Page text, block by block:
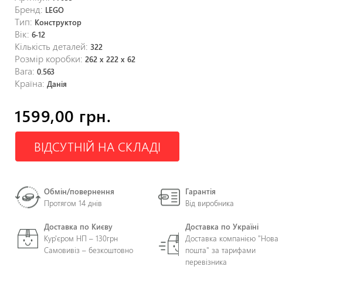
Бренд: LEGO
Тип: Конструктор
Вік:6-12
Кількість деталей:322
Розмір коробки:262 x 222 x 62
Вага:0.563
Країна:Данія
1599,00 грн.
ВІДСУТНІЙ НА СКЛАДІ
Обмін/повернення
Протягом 14 днів
Гарантія
Від виробника
Доставка по Києву
Кур'єром НП – 130грн
Самовивіз – безкоштовно
Доставка по Україні
Доставка компанією "Нова
пошта" за тарифами
перевізника